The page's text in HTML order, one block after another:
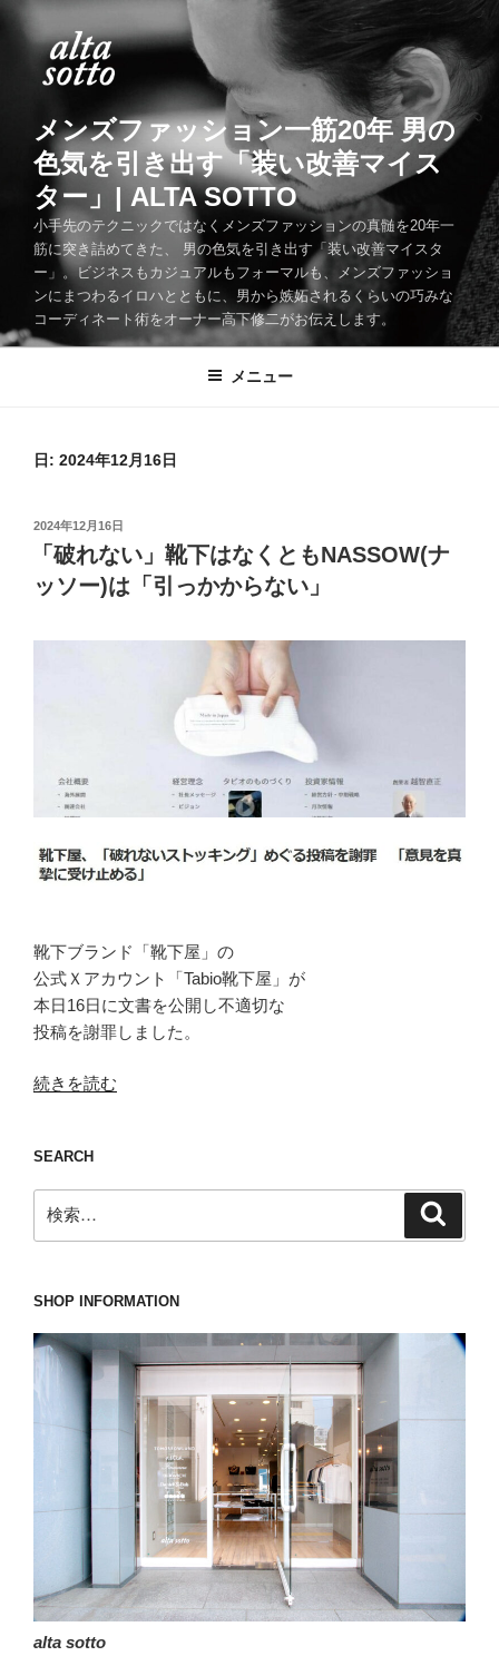
メンズファッション一筋20年 男の
色気を引き出す「装い改善マイス
ター」| ALTA SOTTO
小手先のテクニックではなくメンズファッションの真髄を20年一
筋に突き詰めてきた、 男の色気を引き出す「装い改善マイスタ
ー」。ビジネスもカジュアルもフォーマルも、メンズファッショ
ンにまつわるイロハとともに、男から嫉妬されるくらいの巧みな
コーディネート術をオーナー高下修二がお伝えします。
メニュー
日: 2024年12月16日
投
2024年12月16日
「破れない」靴下はなくともNASSOW(ナ
ッソー)は「引っかからない」
靴下ブランド「靴下屋」の
公式Ｘアカウント「Tabio靴下屋」が
本日16日に文書を公開し不適切な
投稿を謝罪しました。
“「破
い」
靴
下
は
く
も
NASSOW(ナ
ッ
ソ
「引
か
ら
な
続きを読む
SEARCH
索:
SHOP INFORMATION
alta sotto